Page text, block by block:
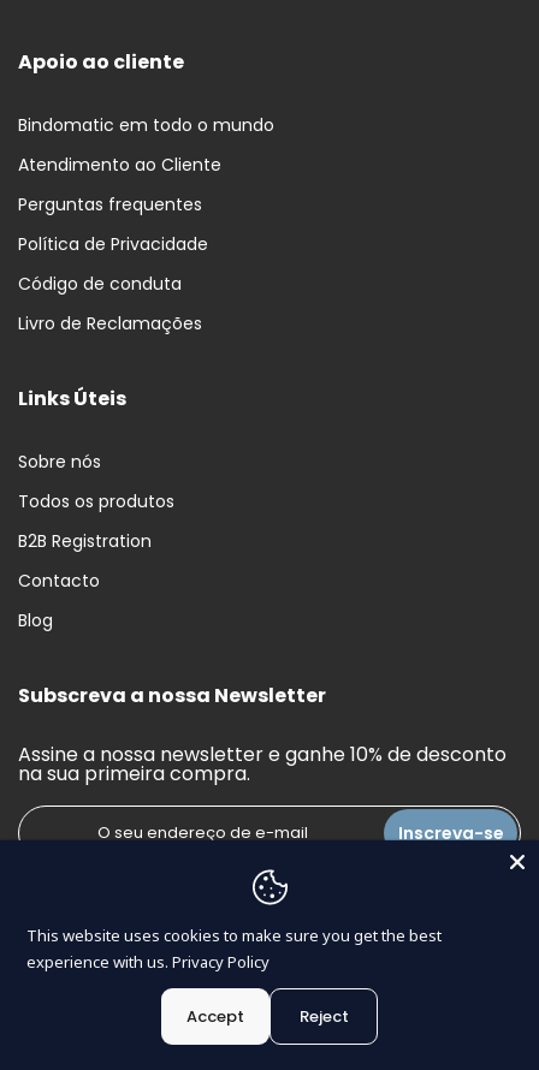
Apoio ao cliente
Bindomatic em todo o mundo
Atendimento ao Cliente
Perguntas frequentes
Política de Privacidade
Código de conduta
Livro de Reclamações
Links Úteis
Sobre nós
Todos os produtos
B2B Registration
Contacto
Blog
Subscreva a nossa Newsletter
Assine a nossa newsletter e ganhe 10% de desconto
na sua primeira compra.
Inscreva-se
Copyright © 2026Bindomatic
Todos os direitos reservados.
This website uses cookies to make sure you get the best
experience with us. Privacy Policy
Accept Reject